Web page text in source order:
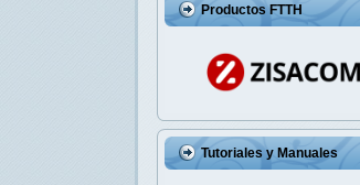
Productos FTTH
Tutoriales y Manuales